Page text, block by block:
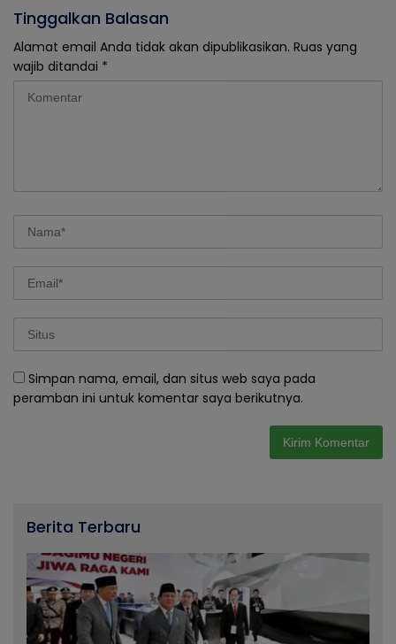
Tinggalkan Balasan
Alamat email Anda tidak akan dipublikasikan. Ruas yang
wajib ditandai *
Simpan nama, email, dan situs web saya pada
peramban ini untuk komentar saya berikutnya.
Berita Terbaru